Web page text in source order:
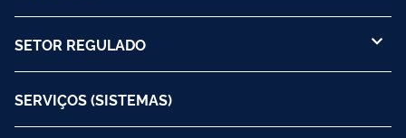
SETOR REGULADO
SERVIÇOS (SISTEMAS)